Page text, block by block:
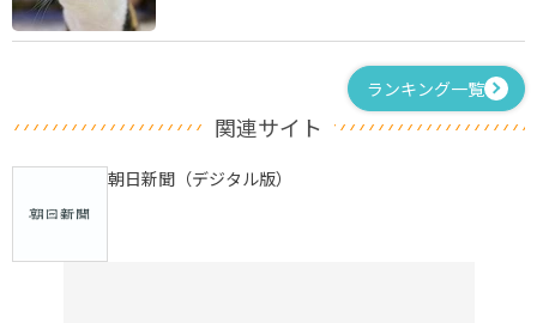
ランキング一覧
関連サイト
朝日新聞（デジタル版）